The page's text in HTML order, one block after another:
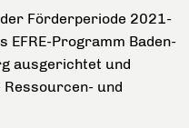
Förderperiode 2021-
EFRE-Programm Baden-
ausgerichtet und
und